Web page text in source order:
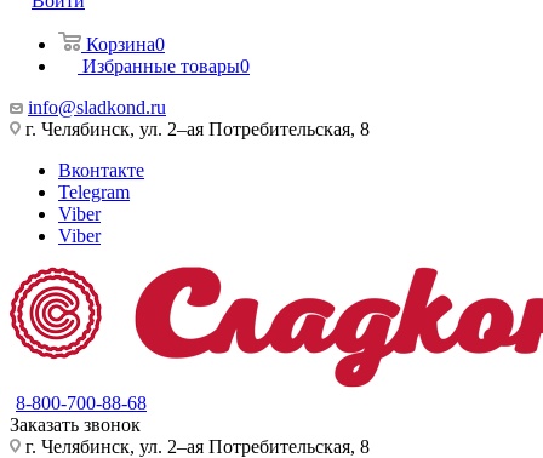
Корзина0
Избранные товары0
info@sladkond.ru
г. Челябинск, ул. 2–ая Потребительская, 8
Вконтакте
Telegram
Viber
Viber
8-800-700-88-68
Заказать звонок
г. Челябинск, ул. 2–ая Потребительская, 8